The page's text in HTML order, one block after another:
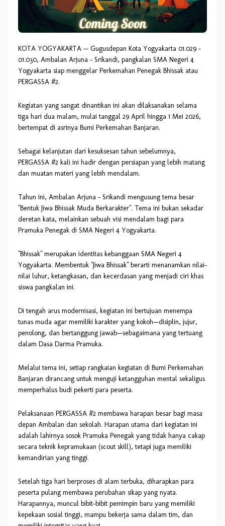
KOTA YOGYAKARTA -- Gugusdepan Kota Yogyakarta 01.029 –
01.030, Ambalan Arjuna – Srikandi, pangkalan SMA Negeri 4
Yogyakarta siap menggelar Perkemahan Penegak Bhissak atau
PERGASSA #2.
Kegiatan yang sangat dinantikan ini akan dilaksanakan selama
tiga hari dua malam, mulai tanggal 29 April hingga 1 Mei 2026,
bertempat di asrinya Bumi Perkemahan Banjaran.
Sebagai kelanjutan dari kesuksesan tahun sebelumnya,
PERGASSA #2 kali ini hadir dengan persiapan yang lebih matang
dan muatan materi yang lebih mendalam.
Tahun ini, Ambalan Arjuna – Srikandi mengusung tema besar
"Bentuk Jiwa Bhissak Muda Berkarakter". Tema ini bukan sekadar
deretan kata, melainkan sebuah visi mendalam bagi para
Pramuka Penegak di SMA Negeri 4 Yogyakarta.
"Bhissak" merupakan identitas kebanggaan SMA Negeri 4
Yogyakarta. Membentuk "Jiwa Bhissak" berarti menanamkan nilai-
nilai luhur, ketangkasan, dan kecerdasan yang menjadi ciri khas
siswa pangkalan ini.
Di tengah arus modernisasi, kegiatan ini bertujuan menempa
tunas muda agar memiliki karakter yang kokoh—disiplin, jujur,
penolong, dan bertanggung jawab—sebagaimana yang tertuang
dalam Dasa Darma Pramuka.
Melalui tema ini, setiap rangkaian kegiatan di Bumi Perkemahan
Banjaran dirancang untuk menguji ketangguhan mental sekaligus
memperhalus budi pekerti para peserta.
Pelaksanaan PERGASSA #2 membawa harapan besar bagi masa
depan Ambalan dan sekolah. Harapan utama dari kegiatan ini
adalah lahirnya sosok Pramuka Penegak yang tidak hanya cakap
secara teknik kepramukaan (scout skill), tetapi juga memiliki
kemandirian yang tinggi.
Setelah tiga hari berproses di alam terbuka, diharapkan para
peserta pulang membawa perubahan sikap yang nyata.
Harapannya, muncul bibit-bibit pemimpin baru yang memiliki
kepekaan sosial tinggi, mampu bekerja sama dalam tim, dan